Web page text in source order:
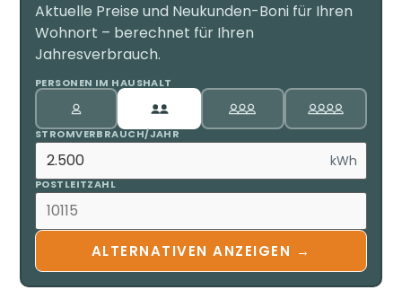
Aktuelle Preise und Neukunden-Boni für Ihren
Wohnort – berechnet für Ihren
Jahresverbrauch.
PERSONEN IM HAUSHALT
STROMVERBRAUCH/JAHR
kWh
POSTLEITZAHL
ALTERNATIVEN ANZEIGEN →